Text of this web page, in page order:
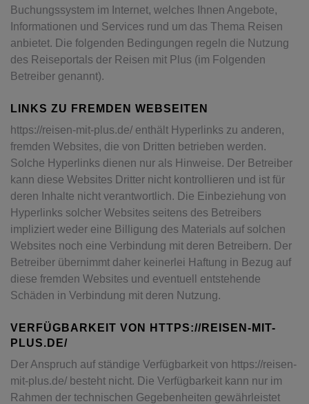
Buchungssystem im Internet, welches Ihnen Angebote,
Informationen und Services rund um das Thema Reisen
anbietet. Die folgenden Bedingungen regeln die Nutzung
des Reiseportals der Reisen mit Plus (im Folgenden
Betreiber genannt).
LINKS ZU FREMDEN WEBSEITEN
https://reisen-mit-plus.de/ enthält Hyperlinks zu anderen,
fremden Websites, die von Dritten betrieben werden.
Solche Hyperlinks dienen nur als Hinweise. Der Betreiber
kann diese Websites Dritter nicht kontrollieren und ist für
deren Inhalte nicht verantwortlich. Die Einbeziehung von
Hyperlinks solcher Websites seitens des Betreibers
impliziert weder eine Billigung des Materials auf solchen
Websites noch eine Verbindung mit deren Betreibern. Der
Betreiber übernimmt daher keinerlei Haftung in Bezug auf
diese fremden Websites und eventuell entstehende
Schäden in Verbindung mit deren Nutzung.
VERFÜGBARKEIT VON HTTPS://REISEN-MIT-
PLUS.DE/
Der Anspruch auf ständige Verfügbarkeit von https://reisen-
mit-plus.de/ besteht nicht. Die Verfügbarkeit kann nur im
Rahmen der technischen Gegebenheiten gewährleistet